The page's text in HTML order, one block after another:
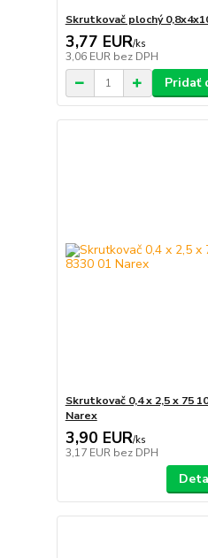
Skrutkovač plochý
3,77 EUR/ks
3,06 EUR bez DPH
Pridať
Skrutkovač 0,4 x 2,5 x 75
Narex
3,90 EUR/ks
3,17 EUR bez DPH